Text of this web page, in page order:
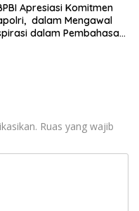
Apresiasi Komitmen
dalam Mengawal
dalam Pembahasan
Ruas yang wajib